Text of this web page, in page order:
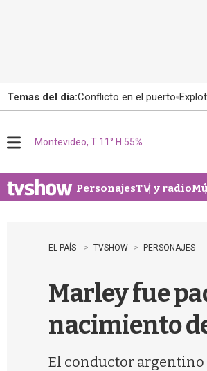
Temas del día:Conflicto en el puerto
u
Montevideo, T 11° H 55%
PersonajesTV y radio
EL PAÍS TVSHOW PERSONAJES
Marley fue
nacimiento
El conductor argentino